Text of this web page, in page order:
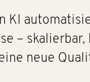
KI
–
neue